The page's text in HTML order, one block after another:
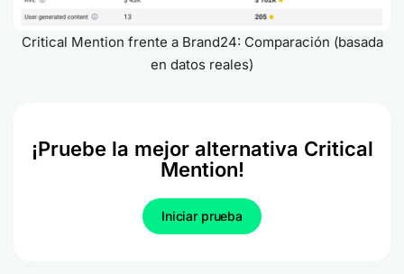
Critical Mention frente a Brand24: Comparación (basada
en datos reales)
¡Pruebe la mejor alternativa Critical
Mention!
Iniciar prueba